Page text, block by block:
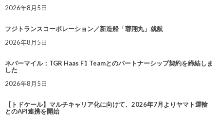
2026年8月5日
フジトランスコーポレーション／新造船「蓉翔丸」就航
2026年8月5日
ネバーマイル：TGR Haas F1 Teamとのパートナーシップ契約を締結しま
した
2026年8月5日
【トドケール】マルチキャリア化に向けて、2026年7月よりヤマト運輸
とのAPI連携を開始